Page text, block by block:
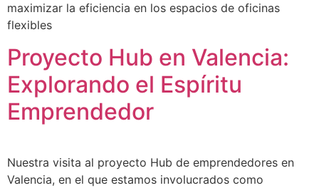
maximizar la eficiencia en los espacios de oficinas
flexibles
Proyecto Hub en Valencia:
Explorando el Espíritu
Emprendedor
Nuestra visita al proyecto Hub de emprendedores en
Valencia, en el que estamos involucrados como